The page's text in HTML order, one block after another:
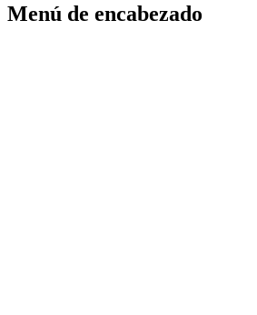
Menú de encabezado